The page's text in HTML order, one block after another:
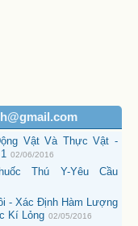
Vật Và Thực Vật -
02/06/2016
Thú Y-Yêu Cầu
- Xác Định Hàm Lượng
Kí Lỏng 02/05/2016